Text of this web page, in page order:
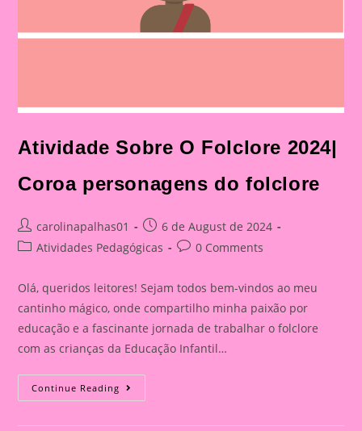
Atividade Sobre O Folclore 2024|
Coroa personagens do folclore
Post
author:
carolinapalhas01
Post
published:
6 de August de 2024
PostAtividades Pedagógicas
Post0 Comments
Olá, queridos leitores! Sejam todos bem-vindos ao meu
cantinho mágico, onde compartilho minha paixão por
educação e a fascinante jornada de trabalhar o folclore
com as crianças da Educação Infantil…
Continue Reading Atividade
Sobre
Folclore